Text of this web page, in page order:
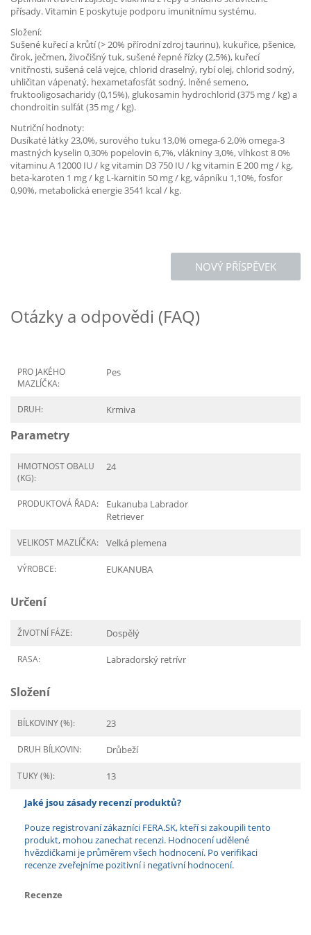
přísady. Vitamin E poskytuje podporu imunitnímu systému.
Složení:
Sušené kuřecí a krůtí (> 20% přírodní zdroj taurinu), kukuřice, pšenice,
čirok, ječmen, živočišný tuk, sušené řepné řízky (2,5%), kuřecí
vnitřnosti, sušená celá vejce, chlorid draselný, rybí olej, chlorid sodný,
uhličitan vápenatý, hexametafosfát sodný, lněné semeno,
fruktooligosacharidy (0,15%), glukosamin hydrochlorid (375 mg / kg) a
chondroitin sulfát (35 mg / kg).
Nutriční hodnoty:
Dusíkaté látky 23,0%, surového tuku 13,0% omega-6 2,0% omega-3
mastných kyselin 0,30% popelovin 6,7%, vlákniny 3,0%, vlhkost 8 0%
vitaminu A 12000 IU / kg vitamin D3 750 IU / kg vitamin E 200 mg / kg,
beta-karoten 1 mg / kg L-karnitin 50 mg / kg, vápníku 1,10%, fosfor
0,90%, metabolická energie 3541 kcal / kg.
NOVÝ PŘÍSPĚVEK
Otázky a odpovědi (FAQ)
PRO JAKÉHO
MAZLÍČKA:
Pes
DRUH: Krmiva
Parametry
HMOTNOST OBALU
(KG):
24
PRODUKTOVÁ ŘADA:
Eukanuba Labrador
Retriever
VELIKOST MAZLÍČKA: Velká plemena
VÝROBCE: EUKANUBA
Určení
ŽIVOTNÍ FÁZE: Dospělý
RASA: Labradorský retrívr
Složení
BÍLKOVINY (%): 23
DRUH BÍLKOVIN: Drůbeží
TUKY (%): 13
Jaké jsou zásady recenzí produktů?
Pouze registrovaní zákazníci FERA.SK, kteří si zakoupili tento
produkt, mohou zanechat recenzi. Hodnocení udělené
hvězdičkami je průměrem všech hodnocení. Po verifikaci
recenze zveřejníme pozitivní i negativní hodnocení.
Recenze